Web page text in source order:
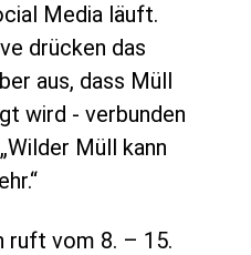
Media läuft.
drücken das
aus, dass Müll
wird - verbunden
Müll kann
ruft vom 8. – 15.